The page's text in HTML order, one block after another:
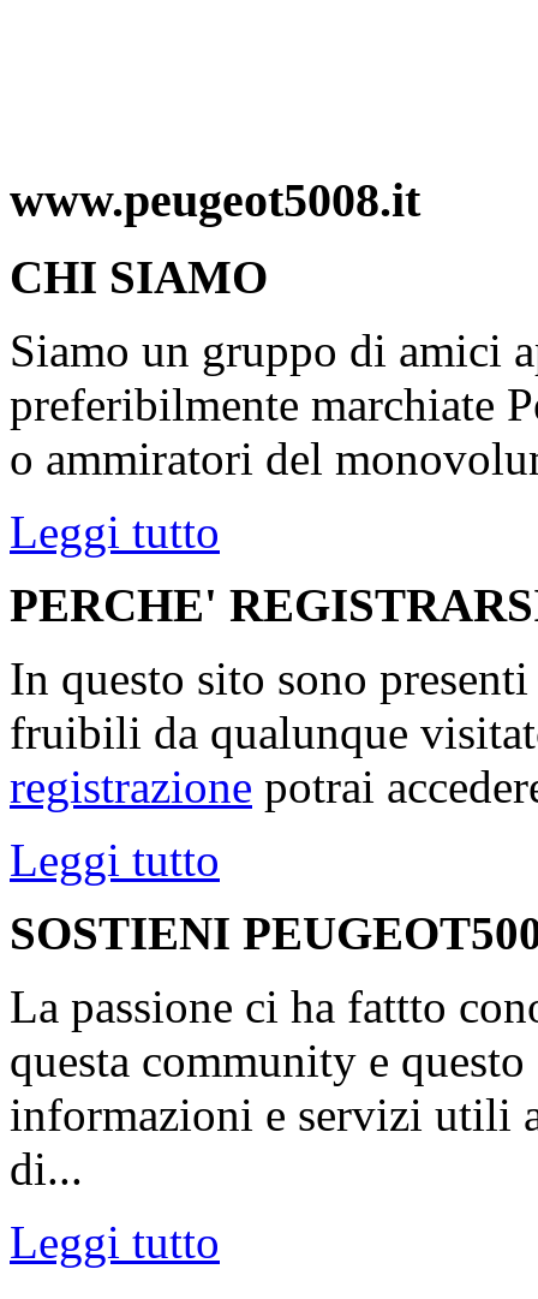
www.peugeot5008.it
CHI SIAMO
Siamo un gruppo di amici
preferibilmente marchiate
o ammiratori del
Leggi tutto
PERCHE'
In questo sito sono
fruibili da qualunque
registrazione potrai
Leggi tutto
SOSTIENI
La passione ci ha fattto
questa community e
informazioni e servizi utili
di...
Leggi tutto